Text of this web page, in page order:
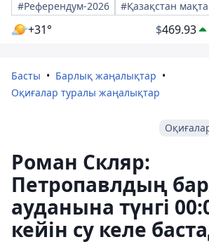
#Референдум-2026
#Қазақстан
+31° $469.93
Басты
Барлық жаңалықтар
Оқиғалар туралы жаңалықтар
Роман Скляр:
Петропавлдың
ауданына түнгі
кейін су келе